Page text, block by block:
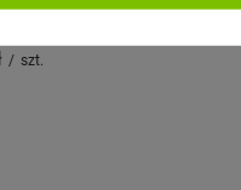
/ szt.